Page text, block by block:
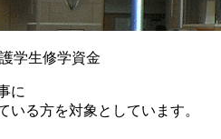
学生修学資金
に
いる方を対象としています。